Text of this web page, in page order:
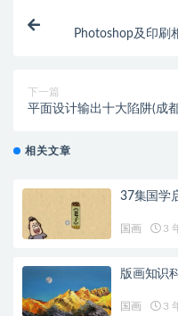
Photoshop及印刷
下一篇
平面设计输出十大陷阱(成
相关文章
37集国学
国画 3
版画知识
国画 3